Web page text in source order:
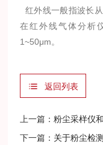
红外线一般指波长
在红外线气体分析
1~50μm。
返回列表
上一篇：粉尘采样仪
下一篇： 关于粉尘检